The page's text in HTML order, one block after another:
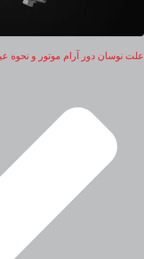
علت نوسان دور آرام موتور و نحوه